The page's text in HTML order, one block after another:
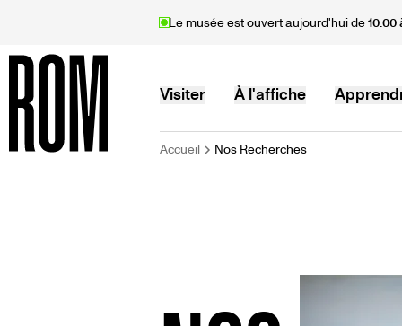
contenu
Le musée est ouvert aujourd'hui de10:00
MAIN
Visiter À l'affiche
FIL
D'ARIANE
Accueil Nos Recherches